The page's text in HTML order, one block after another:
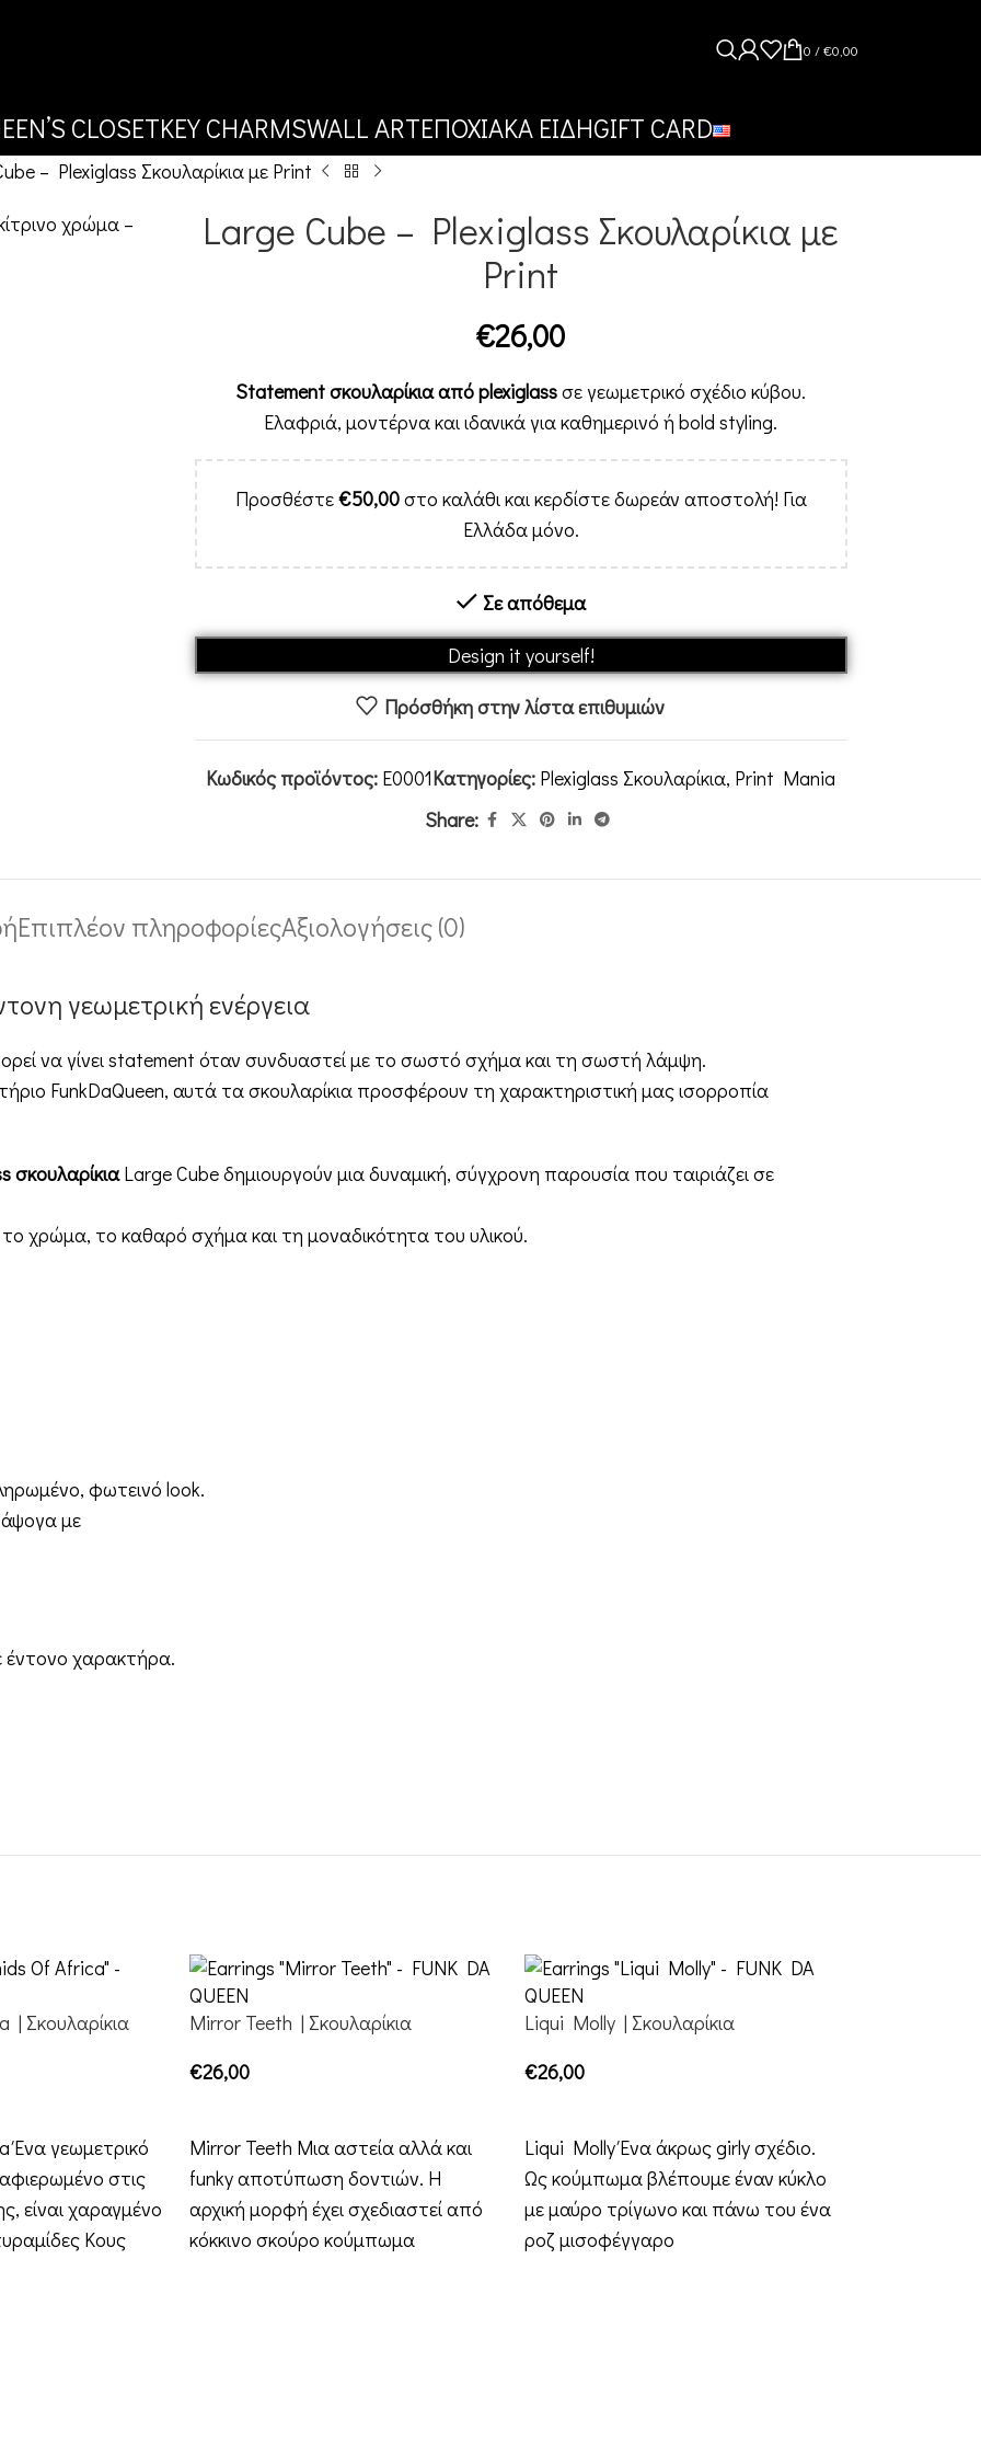
0 /€0,00
CLOSETKEY CHARMSWALL ARTΕΠΟΧΙΑΚΑ ΕΙΔΗGIFT CARD
– Plexiglass Σκουλαρίκια με Print
Large Cube – Plexiglass Σκουλαρίκια με
Print
€26,00
Statement σκουλαρίκια από plexiglassσε γεωμετρικό σχέδιο κύβου.
Ελαφριά, μοντέρνα και ιδανικά για καθημερινό ή bold styling.
Προσθέστε€50,00στο καλάθι και κερδίστε δωρεάν αποστολή! Για
Ελλάδα μόνο.
Σε απόθεμα
Design it yourself!
Alternative:
Πρόσθήκη στην λίστα επιθυμιών
Κωδικός προϊόντος: E0001Κατηγορίες: Plexiglass Σκουλαρίκια, Print Mania
Share:
Επιπλέον πληροφορίεςΑξιολογήσεις (0)
γεωμετρική ενέργεια
να γίνει statement όταν συνδυαστεί με το σωστό σχήμα και τη σωστή λάμψη.
FunkDaQueen, αυτά τα σκουλαρίκια προσφέρουν τη χαρακτηριστική μας ισορροπία
σκουλαρίκιαLarge Cube δημιουργούν μια δυναμική, σύγχρονη παρουσία που ταιριάζει σε
χρώμα, το καθαρό σχήμα και τη μοναδικότητα του υλικού.
φωτεινό look.
με
έντονο χαρακτήρα.
| Σκουλαρίκια
Ένα γεωμετρικό
στις
είναι χαραγμένο
Κους
Mirror Teeth | Σκουλαρίκια
€26,00
Mirror Teeth Μια αστεία αλλά και
funky αποτύπωση δοντιών. Η
αρχική μορφή έχει σχεδιαστεί από
κόκκινο σκούρο κούμπωμα
Liqui Molly | Σκουλαρίκια
€26,00
Liqui Molly Ένα άκρως girly σχέδιο.
Ως κούμπωμα βλέπουμε έναν κύκλο
με μαύρο τρίγωνο και πάνω του ένα
ροζ μισοφέγγαρο